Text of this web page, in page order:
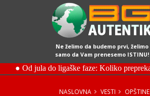
Ne želimo da budemo prvi, želimo
samo da Vam prenesemo ISTINU!
NASLOVNA VESTI OPŠTINE